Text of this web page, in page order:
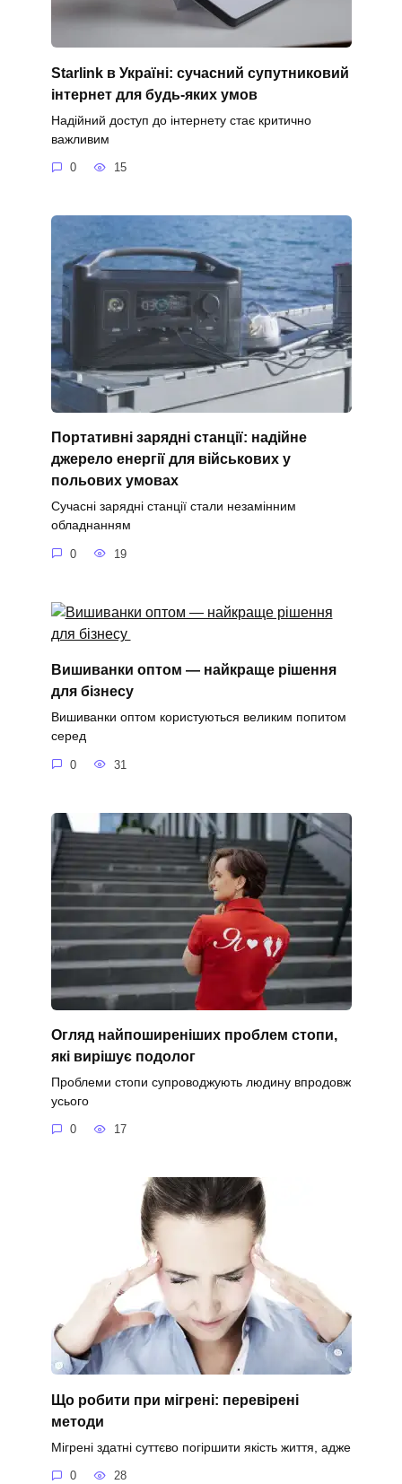
Starlink в Україні: сучасний супутниковий
інтернет для будь-яких умов
Надійний доступ до інтернету стає критично
важливим
0 15
Портативні зарядні станції: надійне
джерело енергії для військових у
польових умовах
Сучасні зарядні станції стали незамінним
обладнанням
0 19
Вишиванки оптом — найкраще рішення
для бізнесу
Вишиванки оптом користуються великим попитом
серед
0 31
Огляд найпоширеніших проблем стопи,
які вирішує подолог
Проблеми стопи супроводжують людину впродовж
усього
0 17
Що робити при мігрені: перевірені
методи
Мігрені здатні суттєво погіршити якість життя, адже
0 28